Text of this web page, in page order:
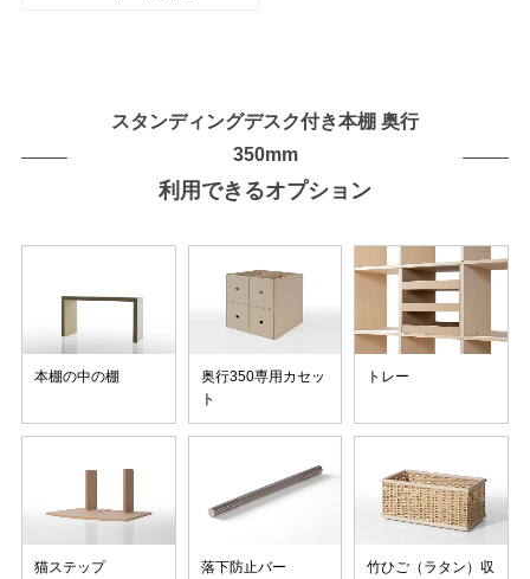
スタンディングデスク付き本棚 奥行
350mm
利用できるオプション
本棚の中の棚
奥行350専用カセッ
ト
トレー
猫ステップ 落下防止バー
竹ひご（ラタン）収